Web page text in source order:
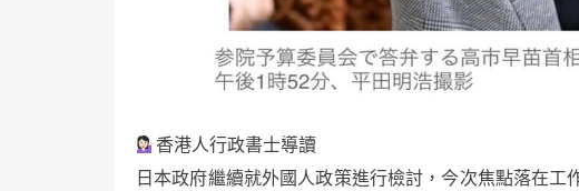
香港人行政書士導讀
日本政府繼續就外國人政策進行檢討，今次焦點落在